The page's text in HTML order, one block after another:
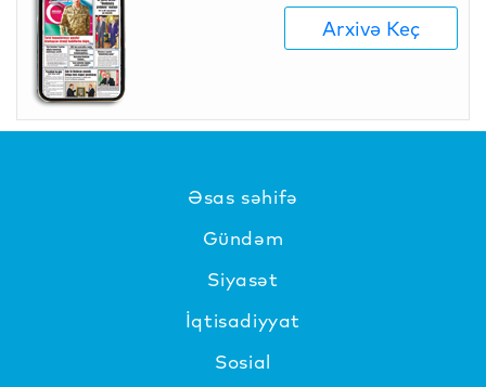
Arxivə Keç
Əsas səhifə
Gündəm
Siyasət
İqtisadiyyat
Sosial